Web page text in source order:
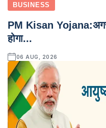
BUSINESS
PM Kisan Yojana:अगर
होगा...
06 AUG, 2026